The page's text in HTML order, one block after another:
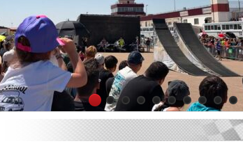
1 2 3 4 5 6 7 8 9 10